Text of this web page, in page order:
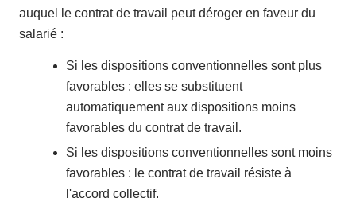
auquel le contrat de travail peut déroger en faveur du
salarié :
Si les dispositions conventionnelles sont plus
favorables : elles se substituent
automatiquement aux dispositions moins
favorables du contrat de travail.
Si les dispositions conventionnelles sont moins
favorables : le contrat de travail résiste à
l'accord collectif.